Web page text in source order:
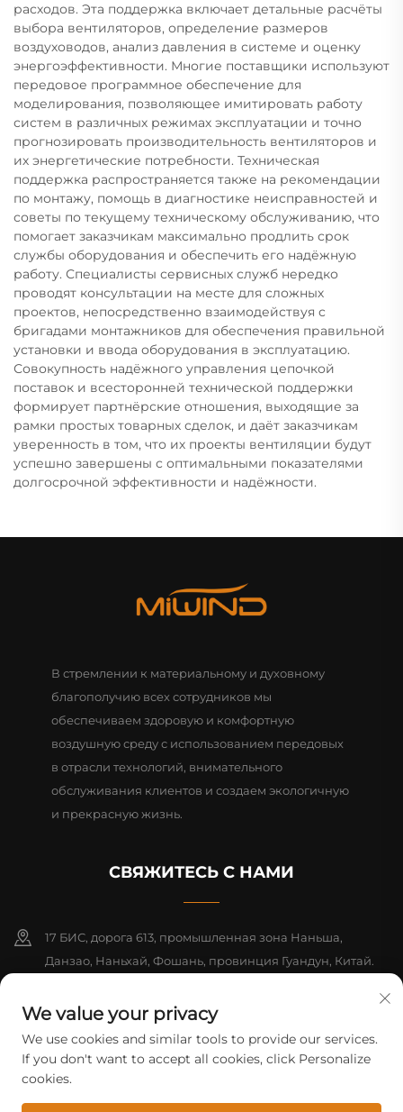
расходов. Эта поддержка включает детальные расчёты
выбора вентиляторов, определение размеров
воздуховодов, анализ давления в системе и оценку
энергоэффективности. Многие поставщики используют
передовое программное обеспечение для
моделирования, позволяющее имитировать работу
систем в различных режимах эксплуатации и точно
прогнозировать производительность вентиляторов и
их энергетические потребности. Техническая
поддержка распространяется также на рекомендации
по монтажу, помощь в диагностике неисправностей и
советы по текущему техническому обслуживанию, что
помогает заказчикам максимально продлить срок
службы оборудования и обеспечить его надёжную
работу. Специалисты сервисных служб нередко
проводят консультации на месте для сложных
проектов, непосредственно взаимодействуя с
бригадами монтажников для обеспечения правильной
установки и ввода оборудования в эксплуатацию.
Совокупность надёжного управления цепочкой
поставок и всесторонней технической поддержки
формирует партнёрские отношения, выходящие за
рамки простых товарных сделок, и даёт заказчикам
уверенность в том, что их проекты вентиляции будут
успешно завершены с оптимальными показателями
долгосрочной эффективности и надёжности.
В стремлении к материальному и духовному
благополучию всех сотрудников мы
обеспечиваем здоровую и комфортную
воздушную среду с использованием передовых
в отрасли технологий, внимательного
обслуживания клиентов и создаем экологичную
и прекрасную жизнь.
СВЯЖИТЕСЬ С НАМИ
17 БИС, дорога 613, промышленная зона Наньша,
Данзао, Наньхай, Фошань, провинция Гуандун, Китай.
+86-13726355315
[email protected]
We value your privacy
We use cookies and similar tools to provide our services.
If you don't want to accept all cookies, click Personalize
cookies.